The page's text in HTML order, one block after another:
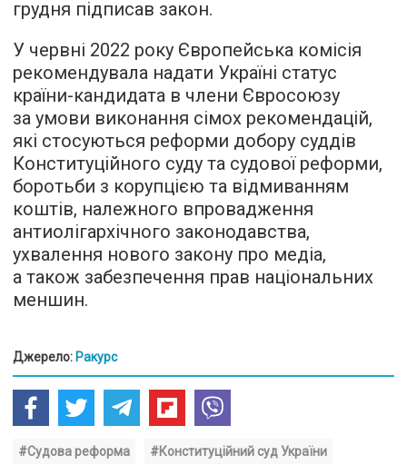
грудня підписав закон.
У червні 2022 року Європейська комісія
рекомендувала надати Україні статус
країни-кандидата в члени Євросоюзу
за умови виконання сімох рекомендацій,
які стосуються реформи добору суддів
Конституційного суду та судової реформи,
боротьби з корупцією та відмиванням
коштів, належного впровадження
антиолігархічного законодавства,
ухвалення нового закону про медіа,
а також забезпечення прав національних
меншин.
Джерело: Ракурс
#Судова реформа #Конституційний суд України